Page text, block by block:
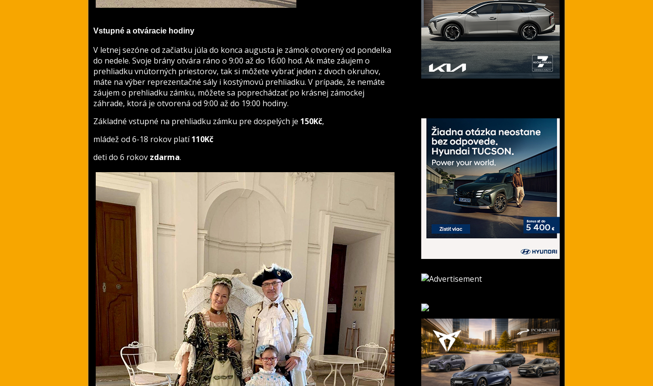
Vstupné a otváracie hodiny
V letnej sezóne od začiatku júla do konca augusta je zámok otvorený od pondelka
do nedele. Svoje brány otvára ráno o 9:00 až do 16:00 hod. Ak máte záujem o
prehliadku vnútorných priestorov, tak si môžete vybrať jeden z dvoch okruhov,
máte na výber reprezentačné sály i kostýmovú prehliadku. V prípade, že nemáte
záujem o prehliadku zámku, môžete sa poprechádzať po krásnej zámockej
záhrade, ktorá je otvorená od 9:00 až do 19:00 hodiny.
Základné vstupné na prehliadku zámku pre dospelých je 150Kč,
mládež od 6-18 rokov platí110Kč
deti do 6 rokov zdarma.